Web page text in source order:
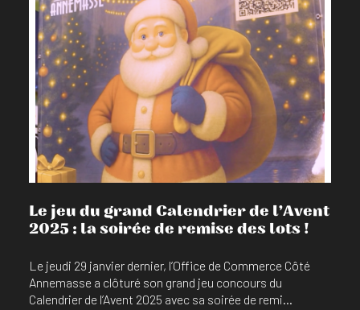
En savoir plus
Le jeu du grand Calendrier de l’Avent
2025 : la soirée de remise des lots !
Le jeudi 29 janvier dernier, l’Office de Commerce Côté
Annemasse a clôturé son grand jeu concours du
Calendrier de l’Avent 2025 avec sa soirée de remi...